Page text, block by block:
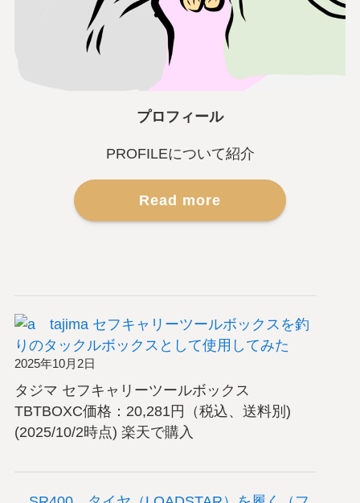
プロフィール
PROFILEについて紹介
Read more
tajima セフキャリーツールボックスを釣
りのタックルボックスとして使用してみた
2025年10月2日
タジマ セフキャリーツールボックス
TBTBOXC価格：20,281円（税込、送料別)
(2025/10/2時点) 楽天で購入